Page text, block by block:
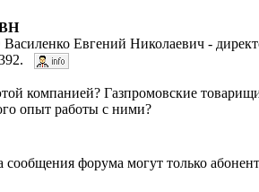
Евгений Николаевич -
компанией? Газпромовские
опыт работы с ними?
сообщения форума могут только